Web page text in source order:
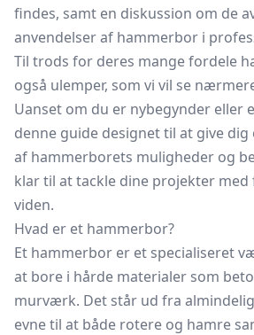
findes, samt en diskussion om de
anvendelser af hammerbor i
Til trods for deres mange fordele
også ulemper, som vi vil se
Uanset om du er nybegynder eller
denne guide designet til at give
af hammerborets muligheder og
klar til at tackle dine projekter
viden.
Hvad er et hammerbor?
Et hammerbor er et specialiseret
at bore i hårde materialer som
murværk. Det står ud fra
evne til at både rotere og hamre